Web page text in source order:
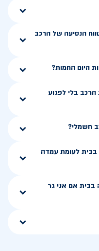
הנסיעה של הרכב
היום החמות?
בלי לפגוע
חשמלי?
בבית לעומת עמדה
בבית אם אני גר